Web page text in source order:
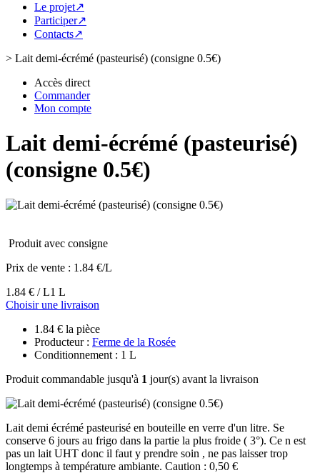
Le projet↗
Participer↗
Contacts↗
> Lait demi-écrémé (pasteurisé) (consigne 0.5€)
Accès direct
Commander
Mon compte
Lait demi-écrémé (pasteurisé)
(consigne 0.5€)
Produit avec consigne
Prix de vente : 1.84 €/L
1.84 € / L1 L
Choisir une livraison
1.84 € la pièce
Producteur : Ferme de la Rosée
Conditionnement : 1 L
Produit commandable jusqu'à 1 jour(s) avant la livraison
Lait demi écrémé pasteurisé en bouteille en verre d'un litre. Se
conserve 6 jours au frigo dans la partie la plus froide ( 3°). Ce n est
pas un lait UHT donc il faut y prendre soin , ne pas laisser trop
longtemps à température ambiante. Caution : 0,50 €